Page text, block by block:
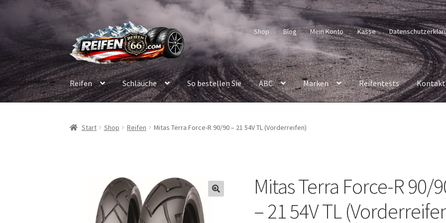
Navigation
springen
Inhalt
springen
Shop Blog Mein Konto Kasse
Reifen Schläuche So bestellen Sie ABC Marken Reifentests Kontakt
Start Shop Reifen Mitas Terra Force-R 90/90 – 21 54V TL (Vorderreifen)
Mitas Terra Force-R 90/
– 21 54V TL